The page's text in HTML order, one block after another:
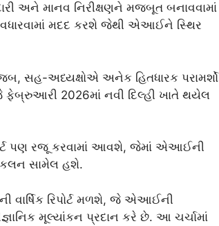
અને માનવ નિરીક્ષણને મજબૂત બનાવવામાં
મદદ કરશે જેથી એઆઈને સ્થિર
સહ-અધ્યક્ષોએ અનેક હિતધારક પરામર્શો
ફેબ્રુઆરી 2026માં નવી દિલ્હી ખાતે થયેલ
પણ રજૂ કરવામાં આવશે, જેમાં એઆઈની
સામેલ હશે.
રિપોર્ટ મળશે, જે એઆઈની
મૂલ્યાંકન પ્રદાન કરે છે. આ ચર્ચામાં